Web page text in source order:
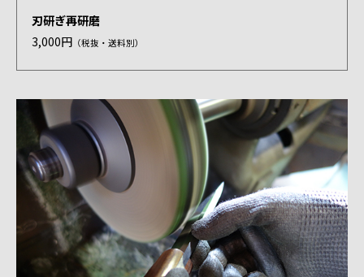
刃研ぎ再研磨
3,000円 （税抜・送料別）